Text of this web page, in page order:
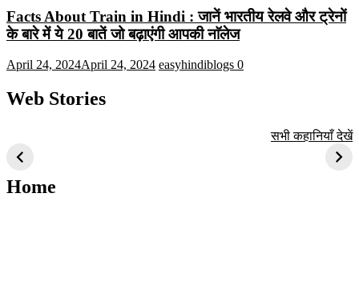
Facts About Train in Hindi : जानें भारतीय रेलवे और ट्रेनों
के बारे में ये 20 बातें जो बढ़ाएंगी आपकी नाॅलेज
April 24, 2024April 24, 2024 easyhindiblogs 0
Web Stories
तकनीक जो आपको
2024 के लिए सीखनी
चाहिए
ऐतिहासिक स्थान
सभी कहानियाँ देखें
Home